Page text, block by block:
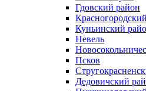
Гдовский район
Куньинский
Невель
Псков
Дедовичский